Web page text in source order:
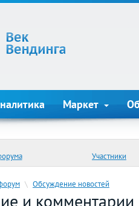
Маркет
Участники
\ Обсуждение новостей
и комментарии